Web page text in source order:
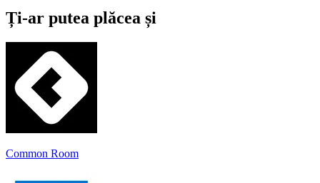
Ți-ar putea plăcea și
Common Room